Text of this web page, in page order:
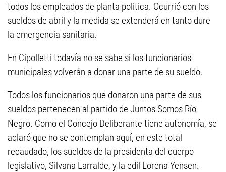
todos los empleados de planta politica. Ocurrió con los
sueldos de abril y la medida se extenderá en tanto dure
la emergencia sanitaria.
En Cipolletti todavía no se sabe si los funcionarios
municipales volverán a donar una parte de su sueldo.
Todos los funcionarios que donaron una parte de sus
sueldos pertenecen al partido de Juntos Somos Río
Negro. Como el Concejo Deliberante tiene autonomía, se
aclaró que no se contemplan aquí, en este total
recaudado, los sueldos de la presidenta del cuerpo
legislativo, Silvana Larralde, y la edil Lorena Yensen.